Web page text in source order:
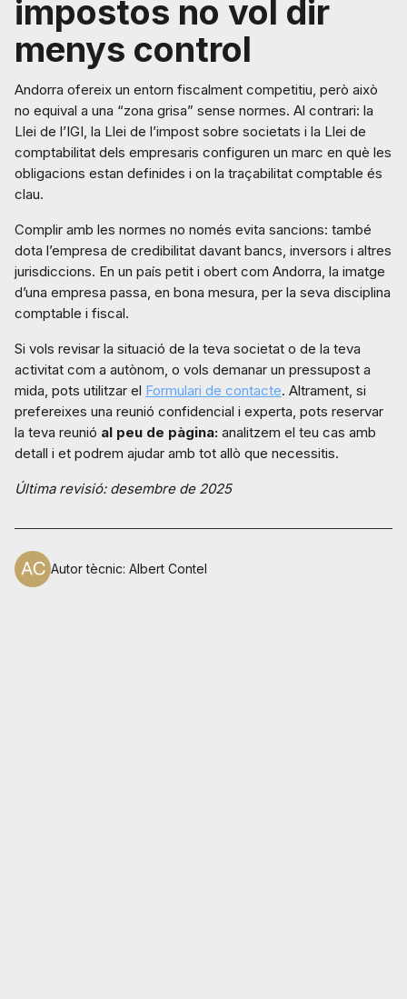
impostos no vol dir
menys control
Andorra ofereix un entorn fiscalment competitiu, però això
no equival a una “zona grisa” sense normes. Al contrari: la
Llei de l’IGI, la Llei de l’impost sobre societats i la Llei de
comptabilitat dels empresaris configuren un marc en què les
obligacions estan definides i on la traçabilitat comptable és
clau.
Complir amb les normes no només evita sancions: també
dota l’empresa de credibilitat davant bancs, inversors i altres
jurisdiccions. En un país petit i obert com Andorra, la imatge
d’una empresa passa, en bona mesura, per la seva disciplina
comptable i fiscal.
Si vols revisar la situació de la teva societat o de la teva
activitat com a autònom, o vols demanar un pressupost a
mida, pots utilitzar el Formulari de contacte. Altrament, si
prefereixes una reunió confidencial i experta, pots reservar
la teva reunió al peu de pàgina: analitzem el teu cas amb
detall i et podrem ajudar amb tot allò que necessitis.
Última revisió: desembre de 2025
Autor tècnic: Albert Contel